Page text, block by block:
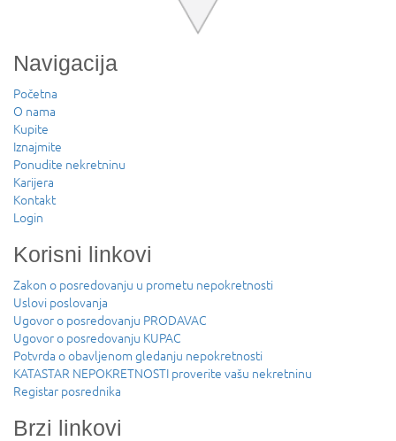
Navigacija
Početna
O nama
Kupite
Iznajmite
Ponudite nekretninu
Karijera
Kontakt
Login
Korisni linkovi
Zakon o posredovanju u prometu nepokretnosti
Uslovi poslovanja
Ugovor o posredovanju PRODAVAC
Ugovor o posredovanju KUPAC
Potvrda o obavljenom gledanju nepokretnosti
KATASTAR NEPOKRETNOSTI proverite vašu nekretninu
Registar posrednika
Brzi linkovi